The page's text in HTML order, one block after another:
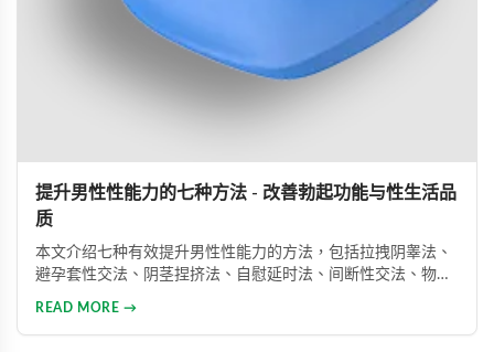
提升男性性能力的七种方法 - 改善勃起功能与性生活品
质
本文介绍七种有效提升男性性能力的方法，包括拉拽阴睾法、
避孕套性交法、阴茎捏挤法、自慰延时法、间断性交法、物理
能问题，提升性生活满意度。
READ MORE →